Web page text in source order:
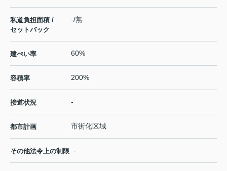
私道負担面積 /
セットバック
-/無
建ぺい率 60%
容積率 200%
接道状況 -
都市計画 市街化区域
その他法令上の制限 -